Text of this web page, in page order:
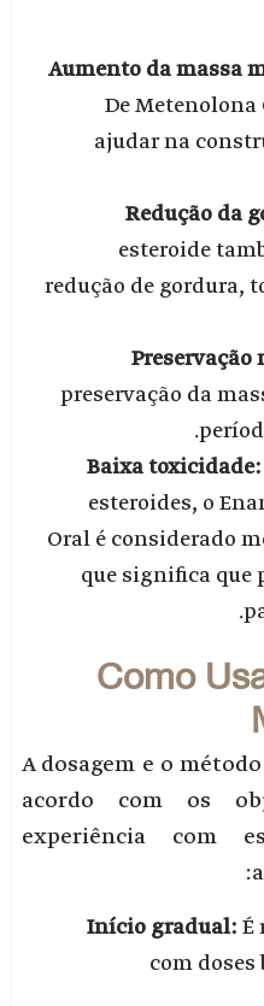
Aumento da
De
ajudar na
Redução
esteroide
redução de
preservação da
Baixa
esteroides, o
Oral é considerado
que significa
Como
A dosagem e o
acordo com os
experiência com
Início gradual:
com